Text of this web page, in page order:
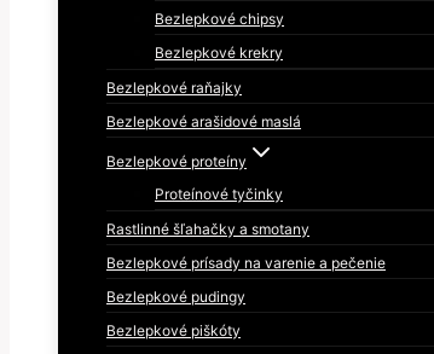
Bezlepkové chipsy
Bezlepkové krekry
Bezlepkové raňajky
Bezlepkové arašidové maslá
Bezlepkové proteíny
Proteínové tyčinky
Rastlinné šľahačky a smotany
Bezlepkové prísady na varenie a pečenie
Bezlepkové pudingy
Bezlepkové piškóty